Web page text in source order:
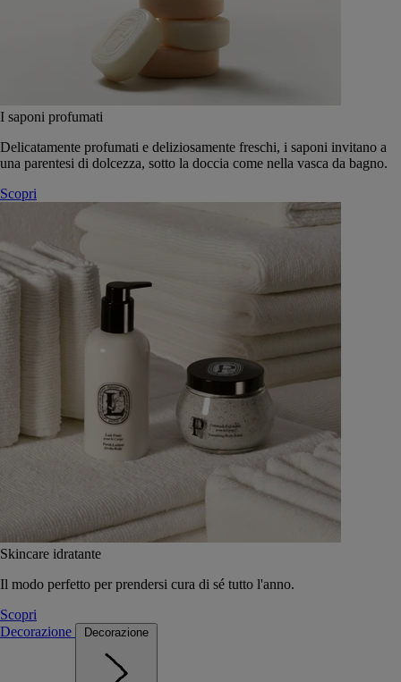
I saponi profumati
Delicatamente profumati e deliziosamente freschi, i saponi invitano a
una parentesi di dolcezza, sotto la doccia come nella vasca da bagno.
Scopri
Skincare idratante
Il modo perfetto per prendersi cura di sé tutto l'anno.
Scopri
Decorazione
Decorazione